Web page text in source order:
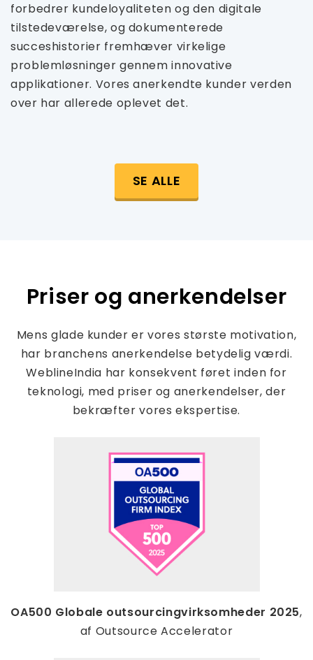
forbedrer kundeloyaliteten og den digitale
tilstedeværelse, og dokumenterede
succeshistorier fremhæver virkelige
problemløsninger gennem innovative
applikationer. Vores anerkendte kunder verden
over har allerede oplevet det.
SE ALLE
Priser og anerkendelser
Mens glade kunder er vores største motivation,
har branchens anerkendelse betydelig værdi.
WeblineIndia har konsekvent føret inden for
teknologi, med priser og anerkendelser, der
bekræfter vores ekspertise.
OA500 Globale outsourcingvirksomheder 2025,
af Outsource Accelerator